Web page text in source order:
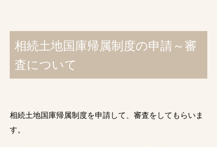
相続土地国庫帰属制度の申請～審
査について
相続土地国庫帰属制度を申請して、審査をしてもらいま
す。